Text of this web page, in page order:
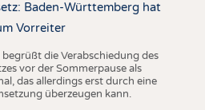
Baden-Württemberg hat
Vorreiter
die Verabschiedung des
vor der Sommerpause als
das allerdings erst durch eine
überzeugen kann.